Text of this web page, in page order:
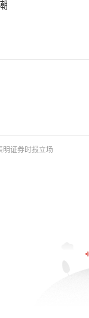
明证券时报立场